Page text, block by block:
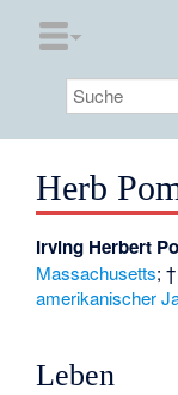
Herb
Irving Herbert
Massachusetts; †
amerikanischer
Leben